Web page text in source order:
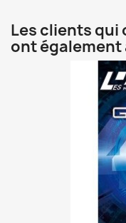
Les clients
ont également